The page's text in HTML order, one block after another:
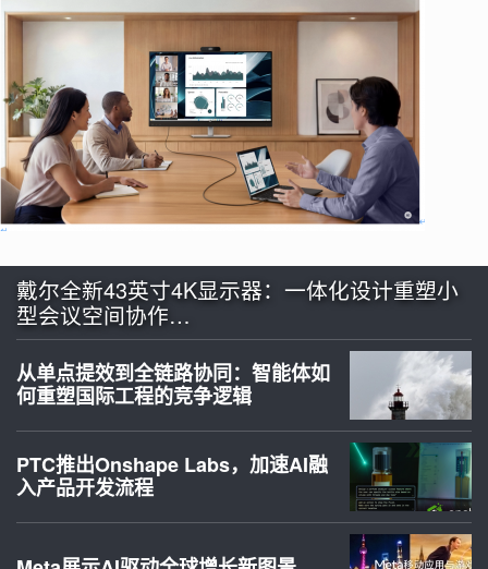
戴尔全新43英寸4K显示器：一体化设计重塑小
型会议空间协作…
从单点提效到全链路协同：智能体如
何重塑国际工程的竞争逻辑
PTC推出Onshape Labs，加速AI融
入产品开发流程